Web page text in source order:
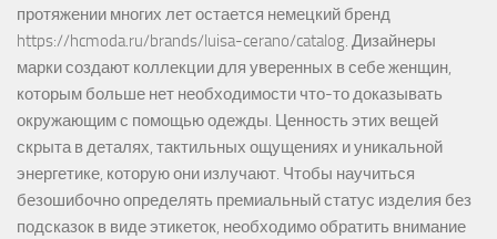
протяжении многих лет остается немецкий бренд
https://hcmoda.ru/brands/luisa-cerano/catalog. Дизайнеры
марки создают коллекции для уверенных в себе женщин,
которым больше нет необходимости что-то доказывать
окружающим с помощью одежды. Ценность этих вещей
скрыта в деталях, тактильных ощущениях и уникальной
энергетике, которую они излучают. Чтобы научиться
безошибочно определять премиальный статус изделия без
подсказок в виде этикеток, необходимо обратить внимание